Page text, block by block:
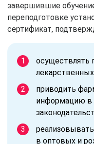
завершившие
переподготовке
сертификат,
осуществлять
приводить
информацию в
в оптовых и